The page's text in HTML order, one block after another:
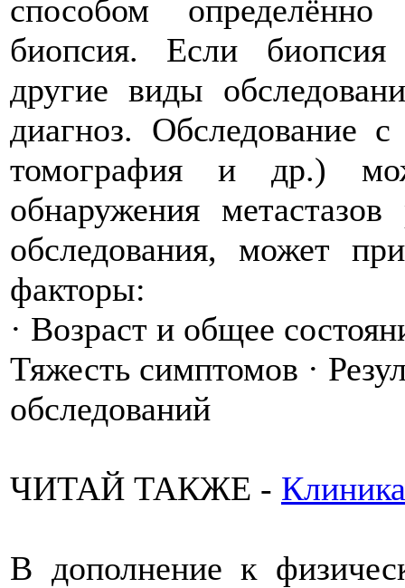
способом определённо
биопсия. Если
другие виды
диагноз. Обследование с
томография и др.)
обнаружения
обследования, может
факторы:
· Возраст и общее
Тяжесть симптомов ·
обследований
ЧИТАЙ ТАКЖЕ -
В дополнение к